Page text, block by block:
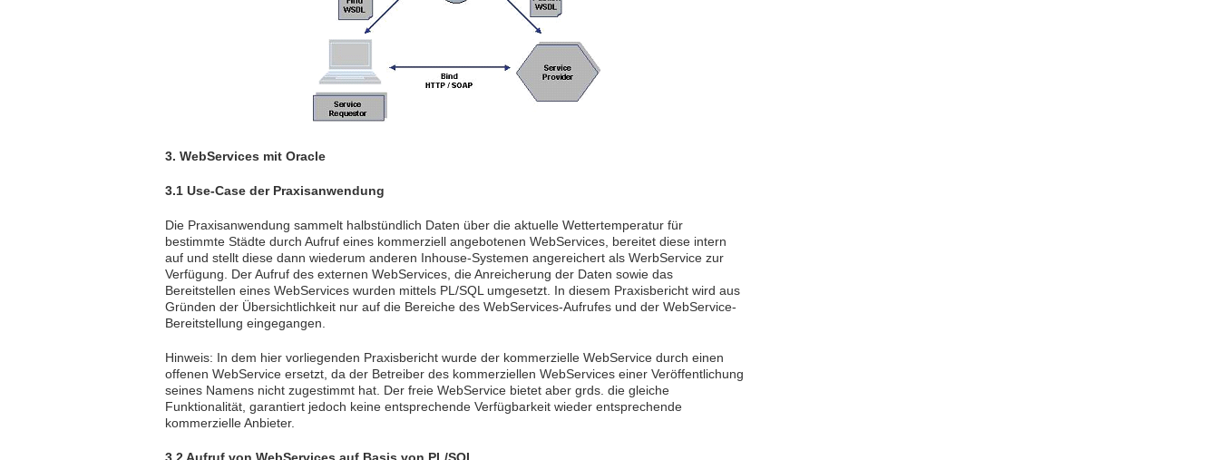
3. WebServices mit Oracle
3.1 Use-Case der Praxisanwendung
Die Praxisanwendung sammelt halbstündlich Daten über die aktuelle Wettertemperatur für
bestimmte Städte durch Aufruf eines kommerziell angebotenen WebServices, bereitet diese intern
auf und stellt diese dann wiederum anderen Inhouse-Systemen angereichert als WerbService zur
Verfügung. Der Aufruf des externen WebServices, die Anreicherung der Daten sowie das
Bereitstellen eines WebServices wurden mittels PL/SQL umgesetzt. In diesem Praxisbericht wird aus
Gründen der Übersichtlichkeit nur auf die Bereiche des WebServices-Aufrufes und der WebService-
Bereitstellung eingegangen.
Hinweis: In dem hier vorliegenden Praxisbericht wurde der kommerzielle WebService durch einen
offenen WebService ersetzt, da der Betreiber des kommerziellen WebServices einer Veröffentlichung
seines Namens nicht zugestimmt hat. Der freie WebService bietet aber grds. die gleiche
Funktionalität, garantiert jedoch keine entsprechende Verfügbarkeit wieder entsprechende
kommerzielle Anbieter.